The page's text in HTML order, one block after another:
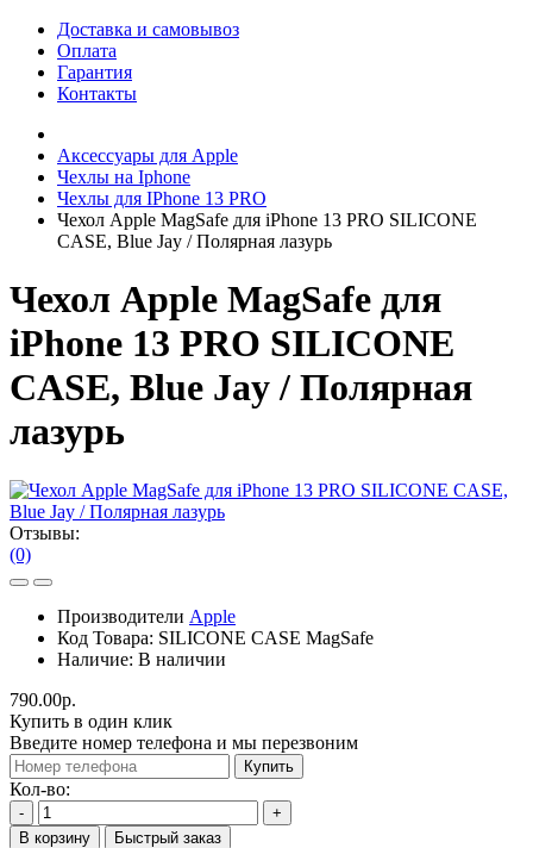
Доставка и самовывоз
Оплата
Гарантия
Контакты
Аксессуары для Apple
Чехлы на Iphone
Чехлы для IPhone 13 PRO
Чехол Apple MagSafe для iPhone 13 PRO SILICONE
CASE, Blue Jay / Полярная лазурь
Чехол Apple MagSafe для
iPhone 13 PRO SILICONE
CASE, Blue Jay / Полярная
лазурь
Отзывы:
(0)
Производители Apple
Код Товара: SILICONE CASE MagSafe
Наличие: В наличии
790.00р.
Купить в один клик
Введите номер телефона и мы перезвоним
Купить
Кол-во:
-
+
В корзину
Быстрый заказ